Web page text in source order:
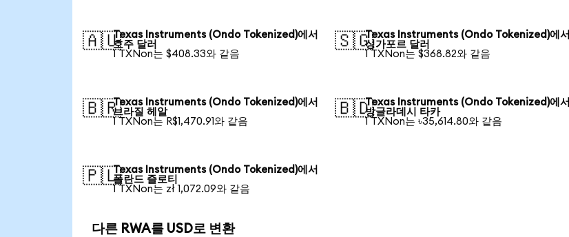
🇦🇺Texas Instruments (Ondo Tokenized)에서
호주 달러
1 TXNon는 $408.33와 같음
🇸🇬Texas Instruments (Ondo Tokenized)에서
싱가포르 달러
1 TXNon는 $368.82와 같음
🇧🇷Texas Instruments (Ondo Tokenized)에서
브라질 헤알
1 TXNon는 R$1,470.91와 같음
🇧🇩Texas Instruments (Ondo Tokenized)에서
방글라데시 타카
1 TXNon는 ৳35,614.80와 같음
🇵🇱Texas Instruments (Ondo Tokenized)에서
폴란드 즐로티
1 TXNon는 zł 1,072.09와 같음
다른 RWA를 USD로 변환